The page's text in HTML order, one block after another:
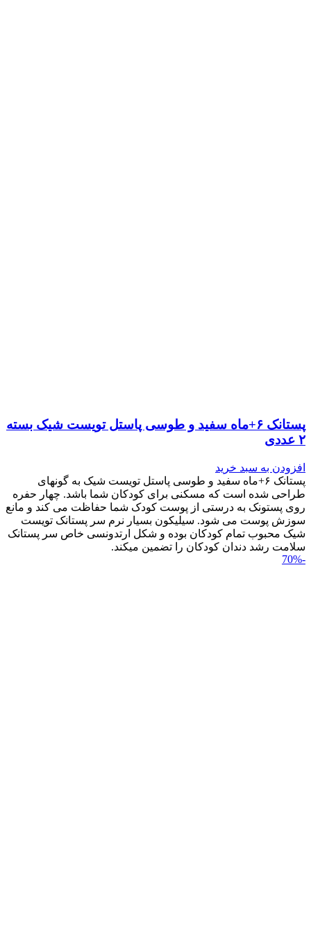
پستانک ۶+ماه سفید و طوسی پاستل تویست شیک بسته
۲ عددی
افزودن به سبد خرید
پستانک ۶+ماه سفید و طوسی پاستل تویست شیک به گونه‎ای
طراحی شده است که مسکنی برای کودکان شما باشد. چهار حفره
روی پستونک به درستی از پوست کودک شما حفاظت می کند و مانع
سوزش پوست می شود. سیلیکون بسیار نرم سر پستانک تویست
شیک محبوب تمام کودکان بوده و شکل ارتدونسی خاص سر پستانک
سلامت رشد دندان کودکان را تضمین می‎کند.
-70%